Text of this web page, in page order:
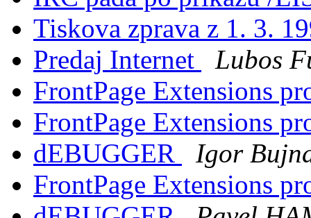
Tiskova zprava z 1. 3.
Predaj Internet
Lubos
FrontPage Extensions
FrontPage Extensions
dEBUGGER
Igor
FrontPage Extensions